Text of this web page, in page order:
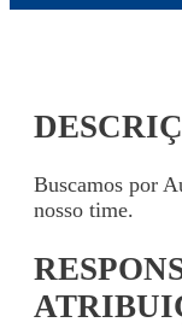
Buscamos por
nosso time.